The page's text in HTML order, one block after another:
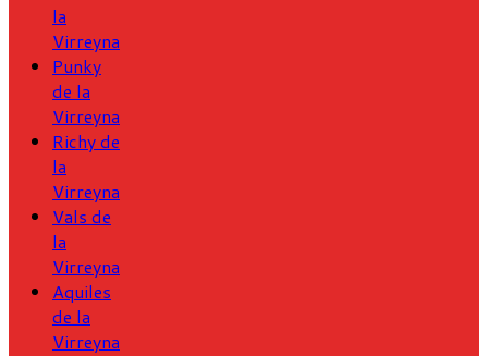
la
Virreyna
Punky
de la
Virreyna
Richy de
la
Virreyna
Vals de
la
Virreyna
Aquiles
de la
Virreyna